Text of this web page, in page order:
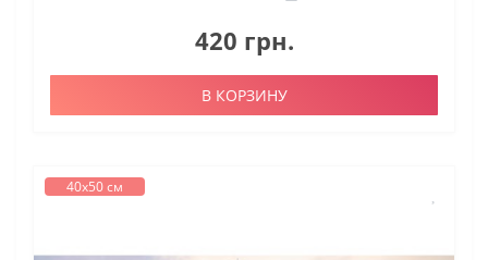
420 грн.
В КОРЗИНУ
40х50 см